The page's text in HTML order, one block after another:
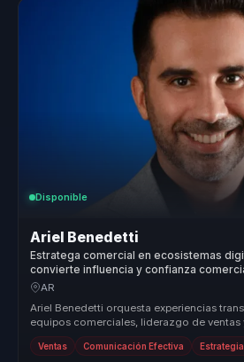
Disponible
Ariel Benedetti
Estratega comercial en ecosistemas
convierte influencia y confianza
equipos de alto desempeño.
AR
Ariel Benedetti orquesta experiencias
equipos comerciales, liderazgo de
orientadas al cr...
Ventas Comunicación Efectiva